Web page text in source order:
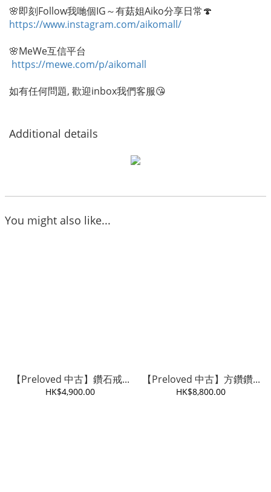
🌸即刻Follow我哋個IG～有菇姐Aiko分享日常🍄
https://www.instagram.com/aikomall/
🌸MeWe互信平台
https://mewe.com/p/aikomall
如有任何問題, 歡迎inbox我們客服😘
Additional details
You might also like...
【Preloved 中古】鑽石戒...
HK$4,900.00
【Preloved 中古】方鑽鑽...
HK$8,800.00